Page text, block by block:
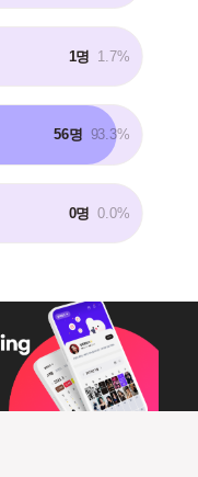
1명 1.7%
56명 93.3%
0명 0.0%